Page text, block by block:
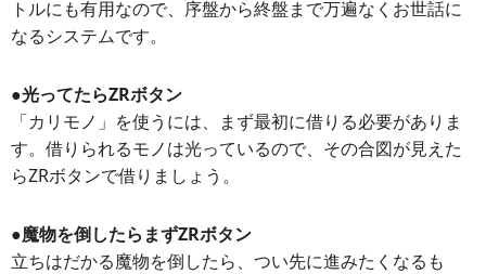
トルにも有用なので、序盤から終盤まで万遍なくお世話に
なるシステムです。
●光ってたらZRボタン
「カリモノ」を使うには、まず最初に借りる必要がありま
す。借りられるモノは光っているので、その合図が見えた
らZRボタンで借りましょう。
●魔物を倒したらまずZRボタン
立ちはだかる魔物を倒したら、つい先に進みたくなるも